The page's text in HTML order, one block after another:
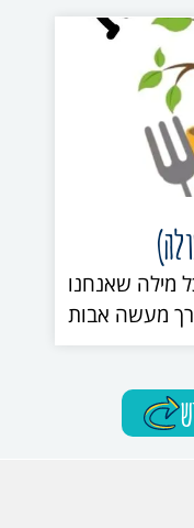
מילה שאנחנו
מעשה אבות